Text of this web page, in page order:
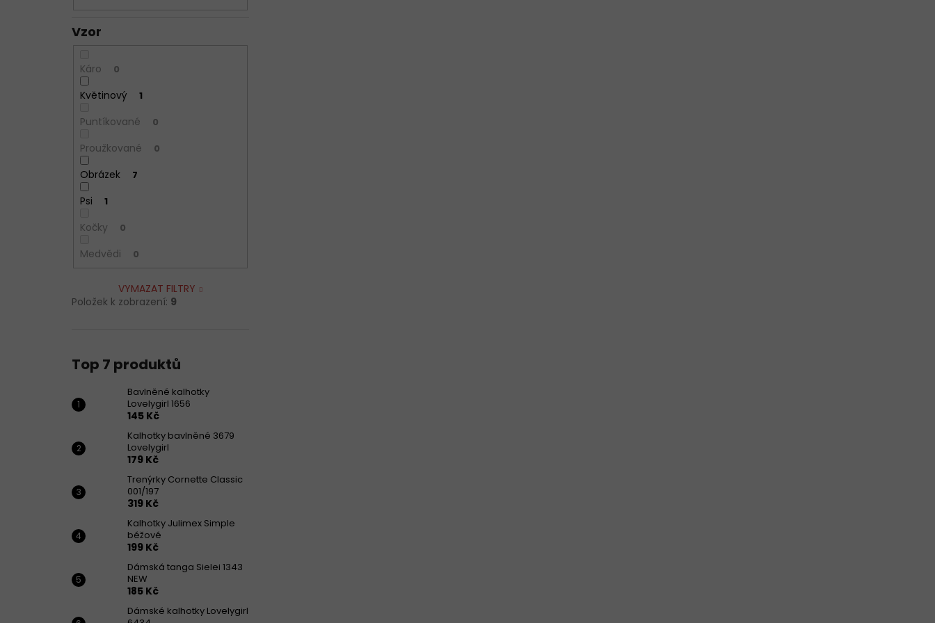
Vzor
Káro 0
Květinový 1
Puntíkované 0
Proužkované 0
Obrázek 7
Psi 1
Kočky 0
Medvědi 0
VYMAZAT FILTRY
Položek k zobrazení: 9
Top 7 produktů
Bavlněné kalhotky
Lovelygirl 1656
145 Kč
Kalhotky bavlněné 3679
Lovelygirl
179 Kč
Trenýrky Cornette Classic
001/197
319 Kč
Kalhotky Julimex Simple
béžové
199 Kč
Dámská tanga Sielei 1343
NEW
185 Kč
Dámské kalhotky Lovelygirl